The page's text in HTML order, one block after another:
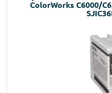
ColorWorks C6000/